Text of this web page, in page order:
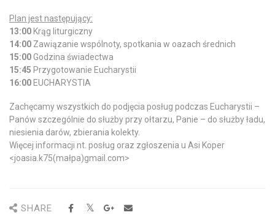
Plan jest następujący:
13:00 Krąg liturgiczny
14:00 Zawiązanie wspólnoty, spotkania w oazach średnich
15:00Godzina świadectwa
15:45 Przygotowanie Eucharystii
16:00 EUCHARYSTIA
Zachęcamy wszystkich do podjęcia posług podczas Eucharystii –
Panów szczególnie do służby przy ołtarzu, Panie – do służby ładu,
niesienia darów, zbierania kolekty.
Więcej informacji nt. posług oraz zgłoszenia u Asi Koper
<joasia.k75(małpa)gmail.com>
SHARE